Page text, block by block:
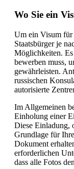
Wo Sie ein
Um ein Visum für
Staatsbürger je
Möglichkeiten.
bewerben muss,
gewährleisten.
russischen
autorisierte
Im Allgemeinen
Einholung einer
Diese Einladung,
Grundlage für
Dokument
erforderlichen
dass alle Fotos